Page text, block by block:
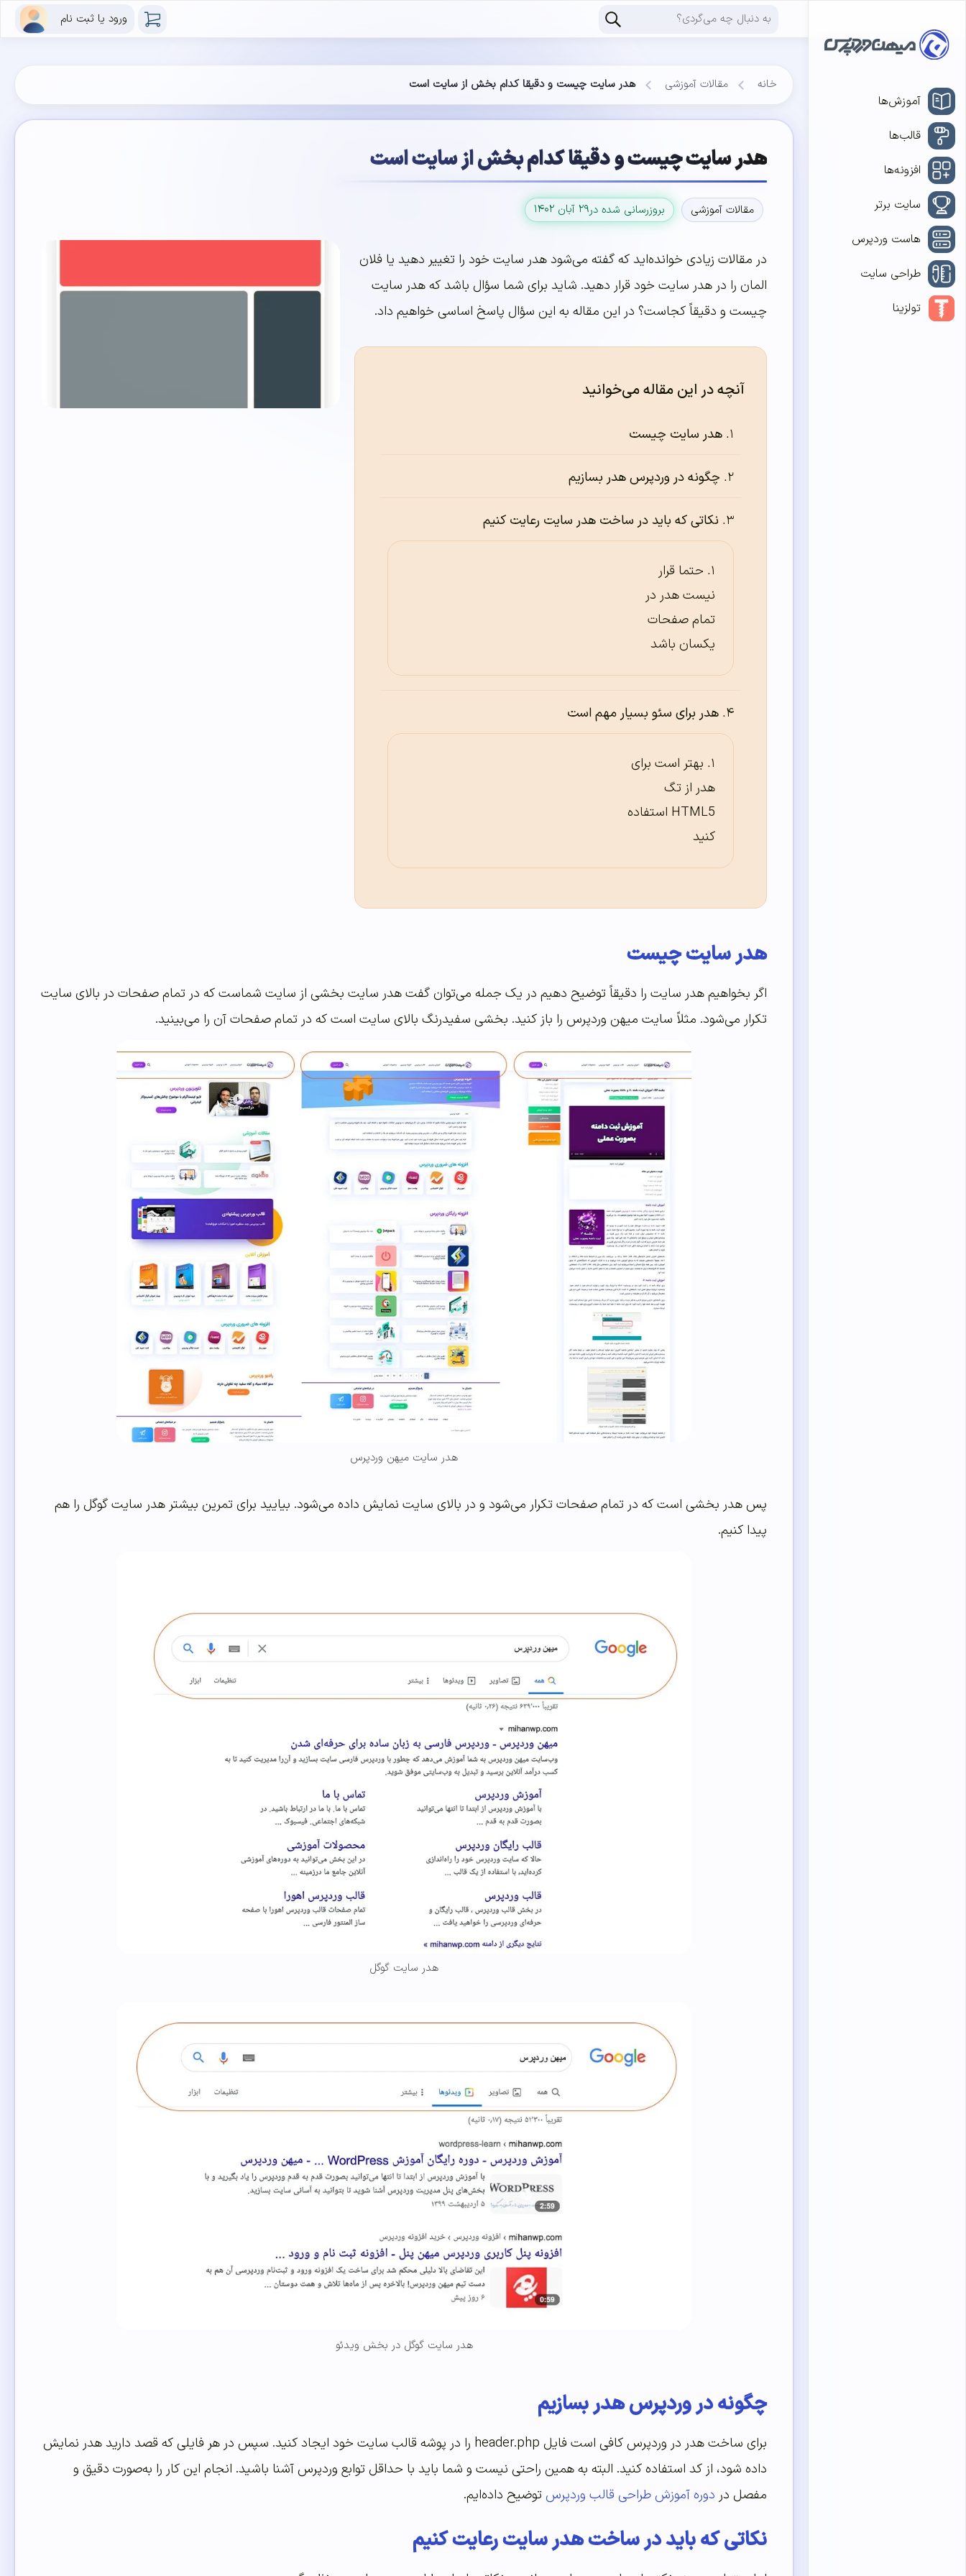
ورود یا ثبت نام
آموزش‌ها
قالب‌ها
افزونه‌ها
سایت برتر
هاست وردپرس
طراحی سایت
تولزینا
خانه مقالات آموزشی هدر سایت چیست و دقیقا کدام بخش از سایت است
هدر سایت چیست و دقیقا کدام بخش از سایت است
مقالات آموزشی بروزرسانی شده در۲۹ آبان ۱۴۰۲
در مقالات زیادی خوانده‌اید که گفته می‌شود هدر سایت خود را تغییر دهید یا فلان
المان را در هدر سایت خود قرار دهید. شاید برای شما سؤال باشد که هدر سایت
چیست و دقیقاً کجاست؟ در این مقاله به این سؤال پاسخ اساسی خواهیم داد.
آنچه در این مقاله می‌خوانید
هدر سایت چیست
چگونه در وردپرس هدر بسازیم
نکاتی که باید در ساخت هدر سایت رعایت کنیم
حتما قرار
نیست هدر در
تمام صفحات
یکسان باشد
هدر برای سئو بسیار مهم است
بهتر است برای
هدر از تگ
HTML5 استفاده
کنید
هدر سایت چیست
اگر بخواهیم هدر سایت را دقیقاً توضیح دهیم در یک جمله می‌توان گفت هدر سایت بخشی از سایت شماست که در تمام صفحات در بالای سایت
تکرار می‌شود. مثلاً سایت میهن وردپرس را باز کنید. بخشی سفیدرنگ بالای سایت است که در تمام صفحات آن را می‌بینید.
هدر سایت میهن وردپرس
پس هدر بخشی است که در تمام صفحات تکرار می‌شود و در بالای سایت نمایش داده می‌شود. بیایید برای تمرین بیشتر هدر سایت گوگل را هم
پیدا کنیم.
هدر سایت گوگل
هدر سایت گوگل در بخش ویدئو
چگونه در وردپرس هدر بسازیم
برای ساخت هدر در وردپرس کافی است فایل header.php را در پوشه قالب سایت خود ایجاد کنید. سپس در هر فایلی که قصد دارید هدر نمایش
داده شود، از کد استفاده کنید. البته به همین راحتی نیست و شما باید با حداقل توابع وردپرس آشنا باشید. انجام این کار را به‌صورت دقیق و
مفصل در دوره آموزش طراحی قالب وردپرس توضیح داده‌ایم.
نکاتی که باید در ساخت هدر سایت رعایت کنیم